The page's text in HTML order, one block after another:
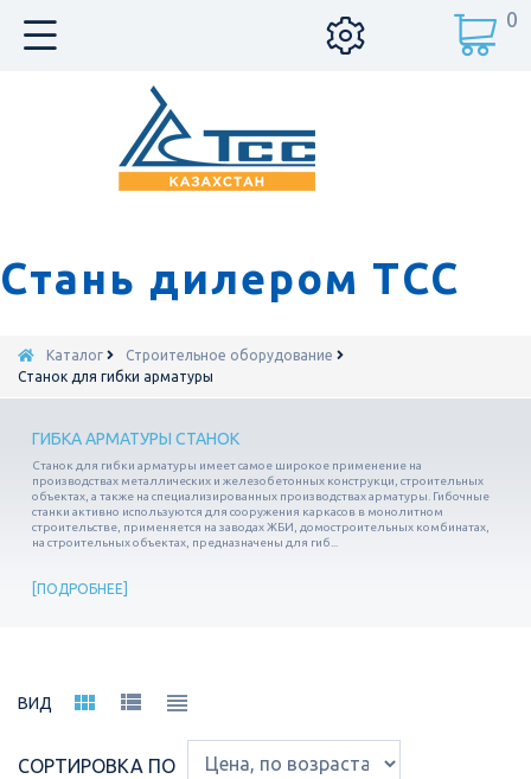
Стань дилером ТСС
0
Каталог
Строительное оборудование
Станок для гибки арматуры
ГИБКА АРМАТУРЫ СТАНОК
Станок для гибки арматуры имеет самое широкое применение на
производствах металлических и железобетонных конструкци, строительных
объектах, а также на специализированных производствах арматуры. Гибочные
станки активно используются для сооружения каркасов в монолитном
строительстве, применяется на заводах ЖБИ, домостроительных комбинатах,
на строительных объектах, предназначены для гиб...
ПОДРОБНЕЕ
ВИД
СОРТИРОВКА ПО